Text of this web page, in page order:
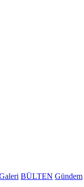
BÜLTEN Gündem